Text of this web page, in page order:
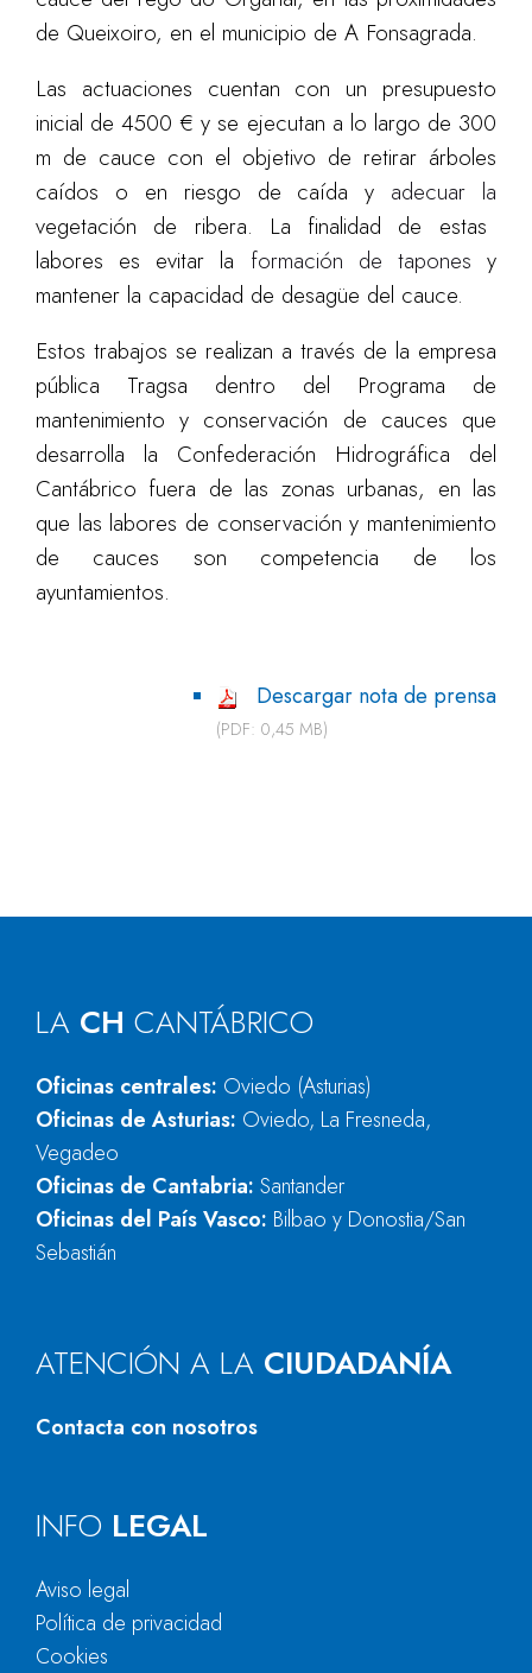
de Queixoiro, en el municipio de A Fonsagrada.
Las actuaciones cuentan con un presupuesto
inicial de 4500 € y se ejecutan a lo largo de 300
m de cauce con el objetivo de retirar árboles
caídos o en riesgo de caída y adecuar la
vegetación de ribera. La finalidad de estas
labores es evitar la formación de tapones y
mantener la capacidad de desagüe del cauce.
Estos trabajos se realizan a través de la empresa
pública Tragsa dentro del Programa de
mantenimiento y conservación de cauces que
desarrolla la Confederación Hidrográfica del
Cantábrico fuera de las zonas urbanas, en las
que las labores de conservación y mantenimiento
de cauces son competencia de los
ayuntamientos.
Descargar nota de prensa
(PDF: 0,45 MB)
LA CH CANTÁBRICO
Oficinas centrales: Oviedo (Asturias)
Oficinas de Asturias: Oviedo, La Fresneda,
Vegadeo
Oficinas de Cantabria: Santander
Oficinas del País Vasco: Bilbao y Donostia/San
Sebastián
ATENCIÓN A LA CIUDADANÍA
Contacta con nosotros
INFO LEGAL
Aviso legal
Política de privacidad
Cookies